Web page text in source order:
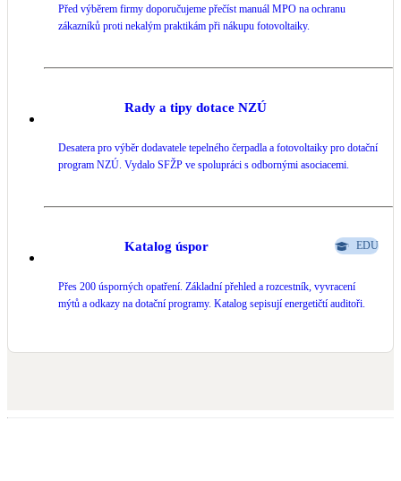
Vnitřní i venkovní
Retence deštové vody
Vegetační střechy
Větrné elektrárny NEW
Před výběrem firmy doporučujeme přečíst manuál MPO na ochranu
zákazníků proti nekalým praktikám při nákupu fotovoltaiky.
Rady a tipy dotace NZÚ
Desatera pro výběr dodavatele tepelného čerpadla a fotovoltaiky pro dotační
program NZÚ. Vydalo SFŽP ve spolupráci s odbornými asociacemi.
Katalog úspor EDU
Přes 200 úsporných opatření. Základní přehled a rozcestník, vyvracení
mýtů a odkazy na dotační programy. Katalog sepisují energetičtí auditoři.